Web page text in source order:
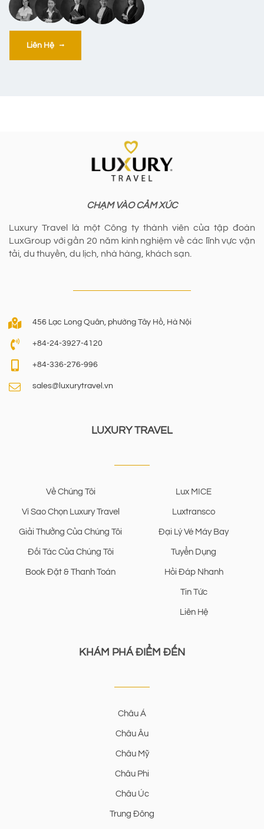
Liên Hệ
CHẠM VÀO CẢM XÚC
Luxury Travel là một Công ty thành viên của tập đoàn
LuxGroup với gần 20 năm kinh nghiệm về các lĩnh vực vận
tải, du thuyền, du lịch, nhà hàng, khách sạn.
456 Lạc Long Quân, phường Tây Hồ, Hà Nội
+84-24-3927-4120
+84-336-276-996
sales@luxurytravel.vn
LUXURY TRAVEL
Về Chúng Tôi
Vì Sao Chọn Luxury Travel
Giải Thưởng Của Chúng Tôi
Đối Tác Của Chúng Tôi
Book Đặt & Thanh Toán
Lux MICE
Luxtransco
Đại Lý Vé Máy Bay
Tuyển Dụng
Hỏi Đáp Nhanh
Tin Tức
Liên Hệ
KHÁM PHÁ ĐIỂM ĐẾN
Châu Á
Châu Âu
Châu Mỹ
Châu Phi
Châu Úc
Trung Đông